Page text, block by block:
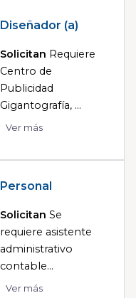
Diseñador (a)
Solicitan Requiere
Centro de
Publicidad
Gigantografía, ...
Ver más
Personal
Solicitan Se
requiere asistente
administrativo
contable...
Ver más